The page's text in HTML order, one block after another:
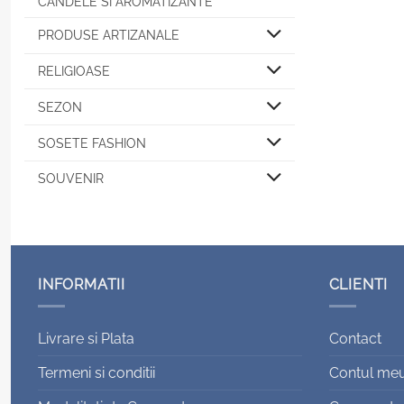
PRODUSE ARTIZANALE
RELIGIOASE
SEZON
SOSETE FASHION
SOUVENIR
INFORMATII
Livrare si Plata
Termeni si conditii
CLIENTI
Contact
Contul